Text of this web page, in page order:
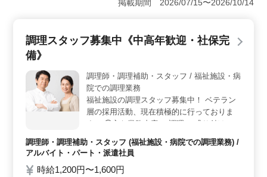
＜働きやすい条件＞ 車通勤OKの、駅近立地にありま
います。 ＜高収入＆福利厚生＞ 年収400万円〜550
万円で、通勤手当の全額支給があります。雇用・労災・
健康・厚生も整っています。
掲載期間 2026/07/15〜2026/10/14
調理スタッフ募集中《中高年歓迎・社保完
備》
調理師・調理補助・スタッフ / 福祉施設・病
院での調理業務
福祉施設の調理スタッフ募集中！ ベテラン
層の採用活動、現在積極的に行っておりま
す。 ◯主な業務内容 ・調理 ・盛り付け ・
仕込み ・食器洗浄、清掃 ・厨房業務 ・調理
補助 ＊勤務日数、勤務時間相談下さい！ご
希望に答えます！ ＊60歳以上も活躍してい
ます
調理師・調理補助・スタッフ (福祉施設・病院での調理業務) /
アルバイト・パート・派遣社員
時給1,200円〜1,600円